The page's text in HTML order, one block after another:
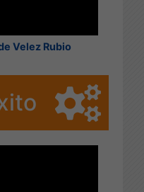
Velez Rubio